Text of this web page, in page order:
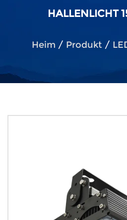
HALLENLICHT
Heim / Produkt /